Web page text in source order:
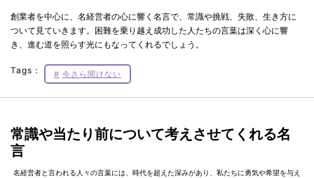
創業者を中心に、名経営者の心に響く名言で、常識や挑戦、失敗、生き方に
ついて見ていきます。困難を乗り越え成功した人たちの言葉は深く心に響
き、進む道を照らす光にもなってくれるでしょう。
Tags： 今さら聞けない
常識や当たり前について考えさせてくれる名
言
名経営者と言われる人々の言葉には、時代を超えた深みがあり、私たちに勇気や希望を与え